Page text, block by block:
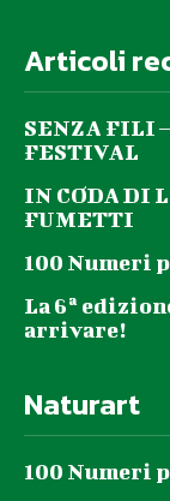
Articoli
SENZA FILI
FESTIVAL
IN CODA DI
FUMETTI
100 Numeri
La 6ª
arrivare!
Naturart
100 Numeri